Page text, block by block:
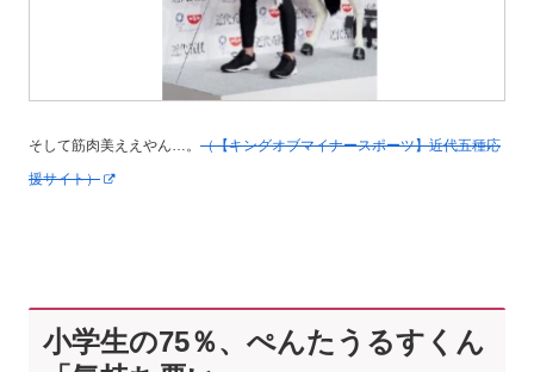
そして筋肉美ええやん…。 （【キングオブマイナースポーツ】近代五種応
援サイト）
小学生の75％、ぺんたうるすくん